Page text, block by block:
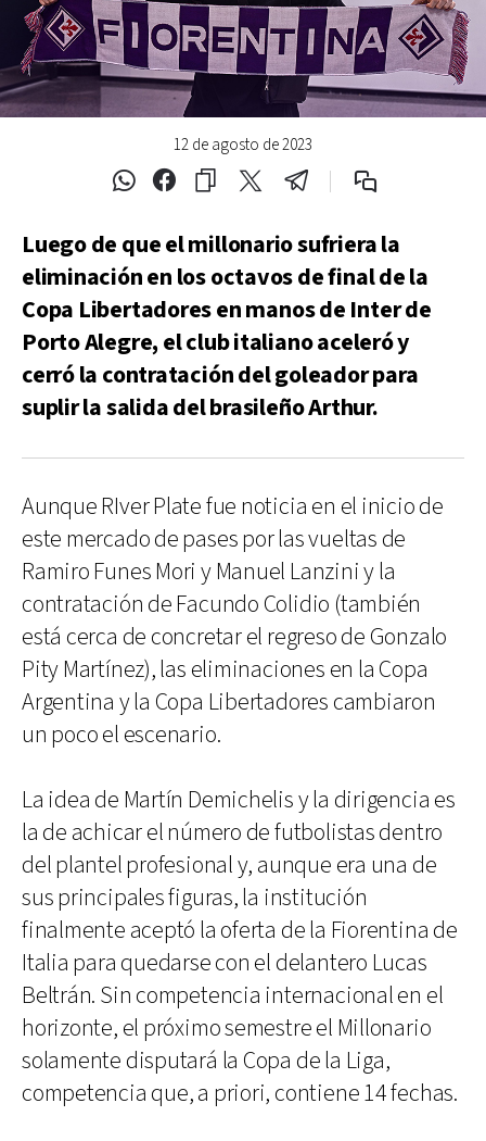
12 de agosto de 2023
Luego de que el millonario sufriera la
eliminación en los octavos de final de la
Copa Libertadores en manos de Inter de
Porto Alegre, el club italiano aceleró y
cerró la contratación del goleador para
suplir la salida del brasileño Arthur.
Aunque RIver Plate fue noticia en el inicio de
este mercado de pases por las vueltas de
Ramiro Funes Mori y Manuel Lanzini y la
contratación de Facundo Colidio (también
está cerca de concretar el regreso de Gonzalo
Pity Martínez), las eliminaciones en la Copa
Argentina y la Copa Libertadores cambiaron
un poco el escenario.
La idea de Martín Demichelis y la dirigencia es
la de achicar el número de futbolistas dentro
del plantel profesional y, aunque era una de
sus principales figuras, la institución
finalmente aceptó la oferta de la Fiorentina de
Italia para quedarse con el delantero Lucas
Beltrán. Sin competencia internacional en el
horizonte, el próximo semestre el Millonario
solamente disputará la Copa de la Liga,
competencia que, a priori, contiene 14 fechas.